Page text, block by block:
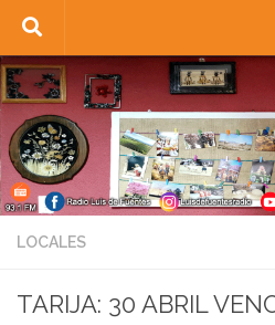
Saltar al contenido
LOCALES
TARIJA: 30 ABRIL